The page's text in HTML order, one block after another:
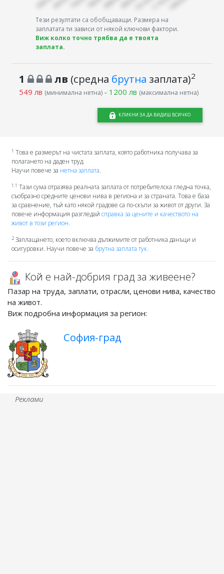
Тези резултати са обобщаващи. Размера на
заплатата ти зависи от някой ключови фактори.
Виж колко точно трябва да е твоята
заплата.
1 лв (средна брутна заплата)2
549 лв (минимална нетна)- 1200 лв (максимална нетна)
КЛИКНИ ЗА ДА ВИДИШ ВСИЧКО
1 Това е размерът на чистата заплата, която работника получава за
полагането на даден труд.
Научи повече за нетна заплата.
1.1 Тази сума отразява реалната заплата от потребителска гледна точка,
съобразно средните ценови нива в региона и за страната. Това е база
за сравнение, тъй като някой градове са по-скъпи за живот от други. За
повече информация разгледай справка за цените и качеството на
живот в този регион.
2Заплащането, което включва дължимите от работника данъци и
осигуровки. Научи повече за брутна заплата тук.
Кой е най-добрия град за живеене?
Пазар на труда, заплати, отрасли, ценови нива, качество
на живот.
Виж подробна информация за регион:
София-град
Реклами